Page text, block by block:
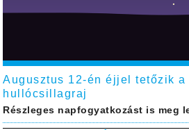
Augusztus 12-én éjjel tetőzik a
hullócsillagraj
Részleges napfogyatkozást is meg